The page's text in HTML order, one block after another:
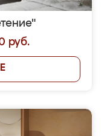
руб.